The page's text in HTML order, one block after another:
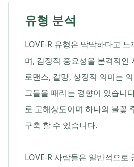
유형 분석
LOVE-R 유형은 딱딱하다고
며, 감정적 중요성을 본격적인
로맨스, 갈망, 상징적 의미는
그들을 때리는 경향이 있습니
로 고해상도이며 하나의 불꽃
구축 할 수 있습니다.
LOVE-R 사람들은 일반적으로